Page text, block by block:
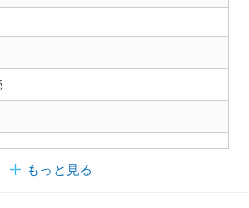
もっと見る